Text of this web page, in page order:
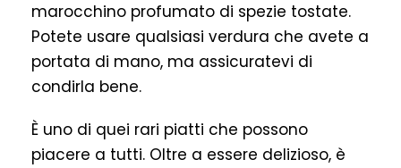
marocchino profumato di spezie tostate.
Potete usare qualsiasi verdura che avete a
portata di mano, ma assicuratevi di
condirla bene.
È uno di quei rari piatti che possono
piacere a tutti. Oltre a essere delizioso, è